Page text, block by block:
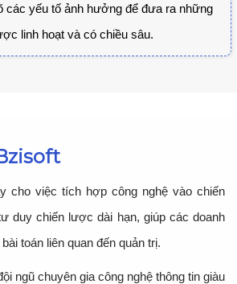
các yếu tố ảnh hưởng để đưa ra những
linh hoạt và có chiều sâu.
cho việc tích hợp công nghệ vào chiến
duy chiến lược dài hạn, giúp các doanh
toán liên quan đến quản trị.
ngũ chuyên gia công nghệ thông tin giàu